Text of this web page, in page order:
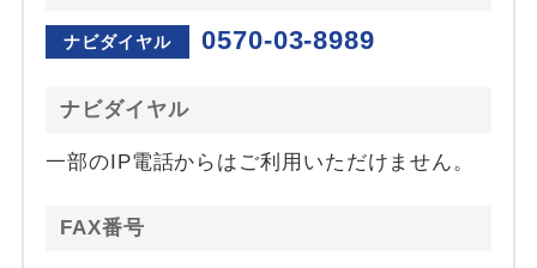
ナビダイヤル 0570-03-8989
ナビダイヤル
一部のIP電話からはご利用いただけません。
FAX番号